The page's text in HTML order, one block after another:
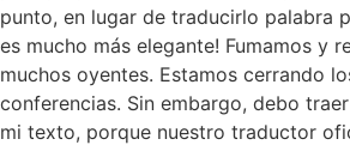
punto, en lugar de traducirlo palabra
es mucho más elegante! Fumamos y
muchos oyentes. Estamos cerrando
conferencias. Sin embargo, debo
mi texto, porque nuestro traductor